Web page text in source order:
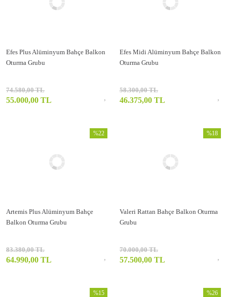
Efes Plus Alüminyum Bahçe Balkon
Oturma Grubu
74.580,00 TL
55.000,00 TL
Efes Midi Alüminyum Bahçe Balkon
Oturma Grubu
58.300,00 TL
46.375,00 TL
Artemis Plus Alüminyum Bahçe
Balkon Oturma Grubu
%22
83.380,00 TL
64.990,00 TL
Valeri Rattan Bahçe Balkon Oturma
Grubu
%18
70.000,00 TL
57.500,00 TL
%15 %26